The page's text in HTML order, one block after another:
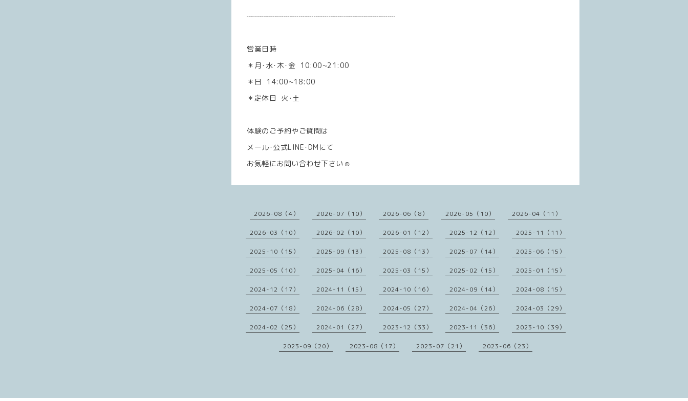
┈┈┈┈┈┈┈┈┈┈┈┈┈┈┈┈┈┈┈┈
営業日時
＊月･水･木･金 10:00~21:00
＊日 14:00~18:00
＊定休日 火･土
体験のご予約やご質問は
メール･公式LINE･DMにて
お気軽にお問い合わせ下さい☺️
2026-08（4） 2026-07（10） 2026-06（8） 2026-05（10） 2026-04（11）
2026-03（10） 2026-02（10） 2026-01（12） 2025-12（12） 2025-11（11）
2025-10（15） 2025-09（13） 2025-08（13） 2025-07（14） 2025-06（15）
2025-05（10） 2025-04（16） 2025-03（15） 2025-02（15） 2025-01（15）
2024-12（17） 2024-11（15） 2024-10（16） 2024-09（14） 2024-08（15）
2024-07（18） 2024-06（28） 2024-05（27） 2024-04（26） 2024-03（29）
2024-02（25） 2024-01（27） 2023-12（33） 2023-11（36） 2023-10（39）
2023-09（20） 2023-08（17） 2023-07（21） 2023-06（23）